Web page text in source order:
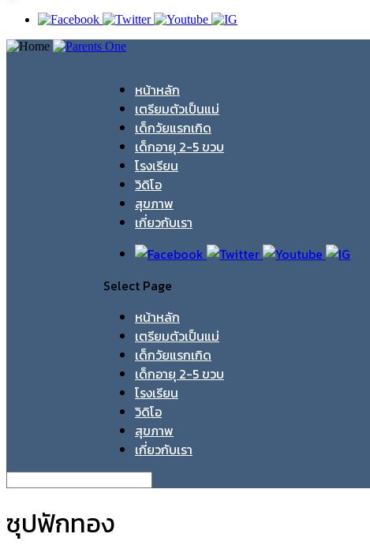
หน้าหลัก
เตรียมตัวเป็นแม่
เด็กวัยแรกเกิด
เด็กอายุ 2-5 ขวบ
โรงเรียน
วิดิโอ
สุขภาพ
เกี่ยวกับเรา
Select Page
หน้าหลัก
เตรียมตัวเป็นแม่
เด็กวัยแรกเกิด
เด็กอายุ 2-5 ขวบ
โรงเรียน
วิดิโอ
สุขภาพ
เกี่ยวกับเรา
ซุปฟักทอง